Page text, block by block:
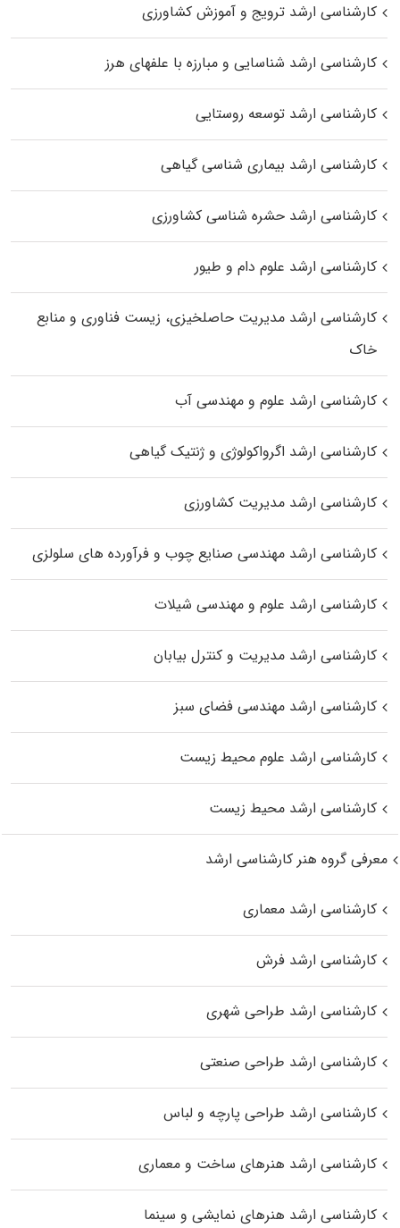
کارشناسی ارشد ترویج و آموزش کشاورزی
کارشناسی ارشد شناسایی و مبارزه با علفهای هرز
کارشناسی ارشد توسعه روستایی
کارشناسی ارشد بیماری‌ شناسی گیاهی
کارشناسی ارشد حشره‌ شناسی کشاورزی
کارشناسی ارشد علوم دام و طیور
کارشناسی ارشد مدیریت حاصلخیزی، زیست فناوری و منابع
خاک
کارشناسی ارشد علوم و مهندسی آب
کارشناسی ارشد اگرواکولوژی و ژنتیک گیاهی
کارشناسی ارشد مدیریت کشاورزی
کارشناسی ارشد مهندسی صنایع چوب و فرآورده‌ های سلولزی
کارشناسی ارشد علوم و مهندسی شیلات
کارشناسی ارشد مدیریت و کنترل بیابان
کارشناسی ارشد مهندسی فضای سبز
کارشناسی ارشد علوم محیط‌ زیست
کارشناسی ارشد محیط زیست
معرفی گروه هنر کارشناسی ارشد
کارشناسی ارشد معماری
کارشناسی ارشد فرش
کارشناسی ارشد طراحی شهری
کارشناسی ارشد طراحی صنعتی
کارشناسی ارشد طراحی پارچه و لباس
کارشناسی ارشد هنرهای ساخت و معماری
کارشناسی ارشد هنرهای نمایشی و سینما